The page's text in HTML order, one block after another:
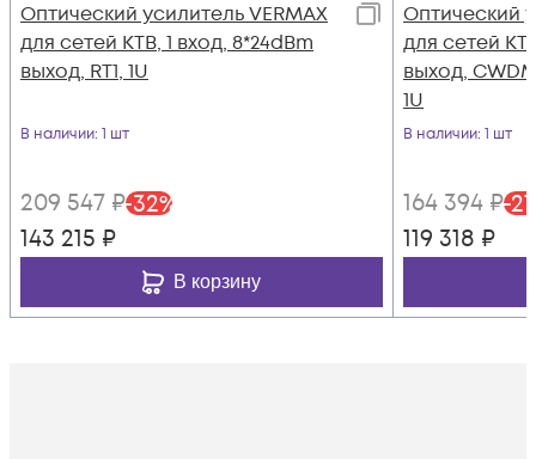
Оптический усилитель VERMAX
для сетей КТВ, 1 вход, 8*24dBm
выход, RT1, 1U
В наличии: 1 шт
209 547 ₽-32%
143 215 ₽
В корзину
Оптический
для сетей
выход, CWDM
1U
В наличии: 1 шт
164 394 ₽-27
119 318 ₽